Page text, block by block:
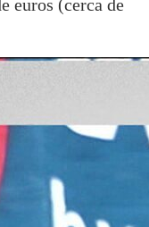
euros (cerca de